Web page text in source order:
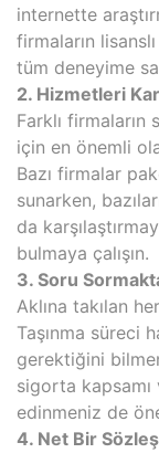
internette
firmaların
tüm deneyime
2. Hizmetleri
Farklı firmaların
için en önemli
Bazı firmalar
sunarken,
da
bulmaya çalışın.
3. Soru
Aklına takılan
Taşınma süreci
gerektiğini
sigorta kapsamı
edinmeniz de
4. Net Bir